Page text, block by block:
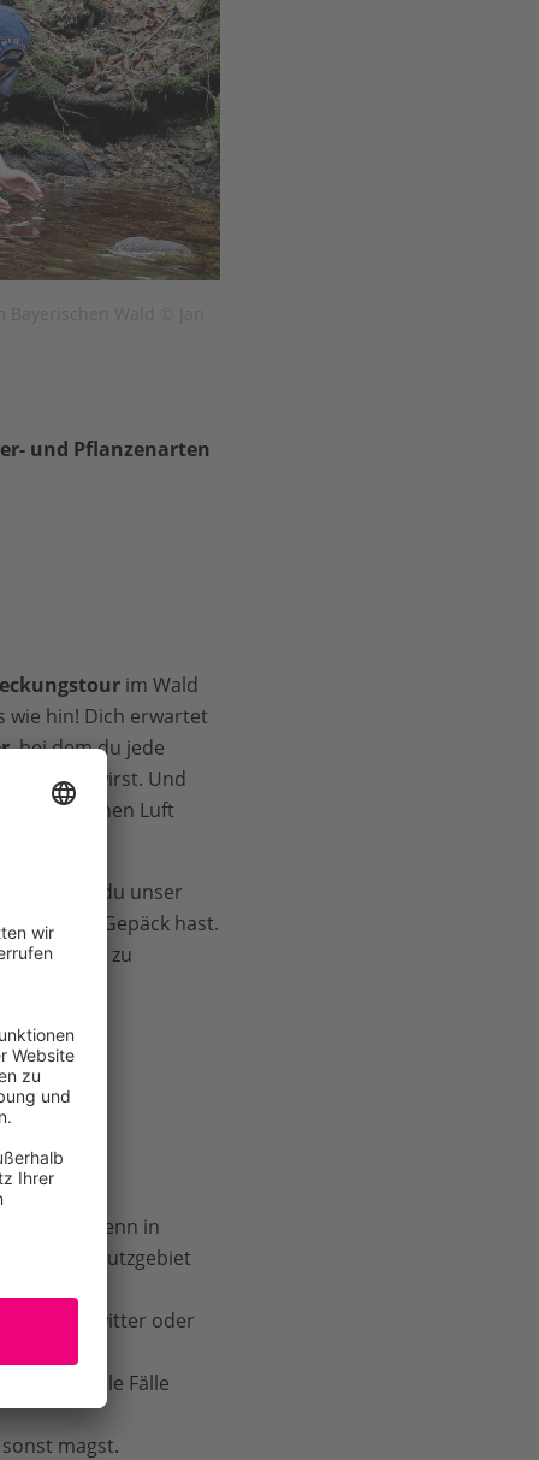
und Pflanzenarten
im Wald
wie hin! Dich erwartet
, bei dem du jede
wirst. Und
der frischen Luft
wenn du unser
Spiel
im Gepäck hast.
es einiges zu
Denn in
ein Schutzgebiet
bei Gewitter oder
für alle Fälle
magst.